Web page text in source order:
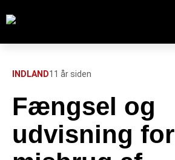
FORSIDE
112
INDLAND11 år siden
Fængsel og
udvisning for